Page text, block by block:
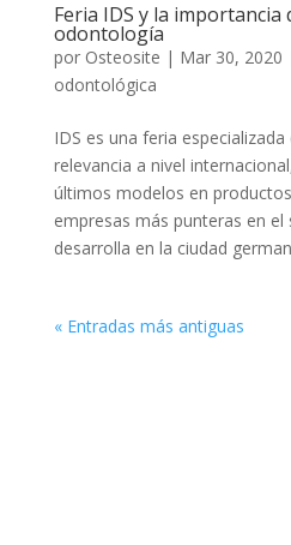
Feria IDS y la importancia
odontología
por Osteosite | Mar 30, 2020
odontológica
IDS es una feria
relevancia a nivel
últimos modelos en
empresas más punteras en el
desarrolla en la ciudad
« Entradas más antiguas